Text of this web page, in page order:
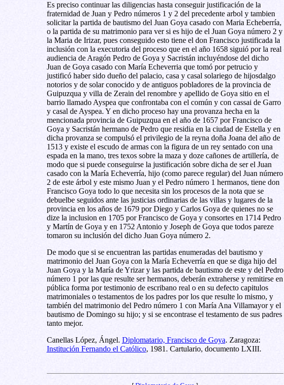
Es preciso continuar las diligencias hasta conseguir justificación de la
fraternidad de Juan y Pedro números 1 y 2 del precedente arbol y tambien
solicitar la partida de bautismo del Juan Goya casado con Maria Echeberría,
o la partida de su matrimonio para ver si es hijo de el Juan Goya número 2 y
la Maria de Irizar, pues conseguido esto tiene el don Francisco justificada la
inclusión con la executoria del proceso que en el año 1658 siguió por la real
audiencia de Aragón Pedro de Goya y Sacristán incluyéndose del dicho
Juan de Goya casado con María Echeverria que tomó por petrucio y
justificó haber sido dueño del palacio, casa y casal solariego de hijosdalgo
notorios y de solar conocido y de antiguos pobladores de la provincia de
Guipuzqua y villa de Zerain del renombre y apellido de Goya sitio en el
barrio llamado Ayspea que confrontaba con el común y con cassai de Garro
y casal de Ayspea. Y en dicho proceso hay una provanza hecha en la
mencionada provincia de Guipuzqua en el año de 1657 por Francisco de
Goya y Sacristán hermano de Pedro que residia en la ciudad de Estella y en
dicha provanza se compulsó el privilegio de la reyna doña Joana del año de
1513 y existe el escudo de armas con la figura de un rey sentado con una
espada en la mano, tres texos sobre la maza y doze cañones de artillería, de
modo que si puede conseguirse la justificación sobre dicha de ser el Juan
casado con la María Echeverría, hijo (como parece regular) del Juan número
2 de este árbol y este mismo Juan y el Pedro número 1 hermanos, tiene don
Francisco Goya todo lo que necesita sin los procesos de la nota que se
debuelbe seguidos ante las justicias ordinarias de las villas y lugares de la
provincia en los años de 1679 por Diego y Carlos Goya de quienes no se
dize la inclusion en 1705 por Francisco de Goya y consortes en 1714 Pedro
y Martín de Goya y en 1752 Antonio y Joseph de Goya que todos pareze
tomaron su inclusión del dicho Juan Goya número 2.
De modo que si se encuentran las partidas enumeradas del bautismo y
matrimonio del Juan Goya con la María Echeverría en que se diga hijo del
Juan Goya y la María de Yrizar y las partida de bautismo de este y del Pedro
número 1 por las que resulte ser hermanos, deberán extraherse y remitirse en
pública forma por testimonio de escribano real o en su defecto capitulos
matrimoniales o testamentos de los padres por los que resulte lo mismo, y
también del matrimonio del Pedro número 1 con María Ana Villamayor y el
bautismo de Domingo su hijo; y si se encontrase el testamento de sus padres
tanto mejor.
Canellas López, Ángel. Diplomatario, Francisco de Goya. Zaragoza:
Institución Fernando el Católico, 1981. Cartulario, documento LXIII.